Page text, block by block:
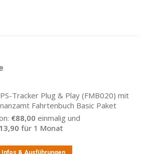
Tracker Plug & Play (FMB020) mit
Fahrtenbuch Basic Paket
€88,00 einmalig und
13,90 für 1 Monat
Infos & Ausführungen